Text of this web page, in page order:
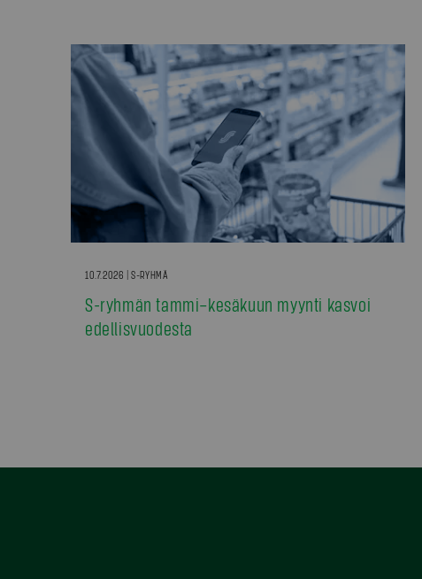
10.7.2026 | S-RYHMÄ
S-ryhmän tammi–kesäkuun myynti kasvoi
edellisvuodesta